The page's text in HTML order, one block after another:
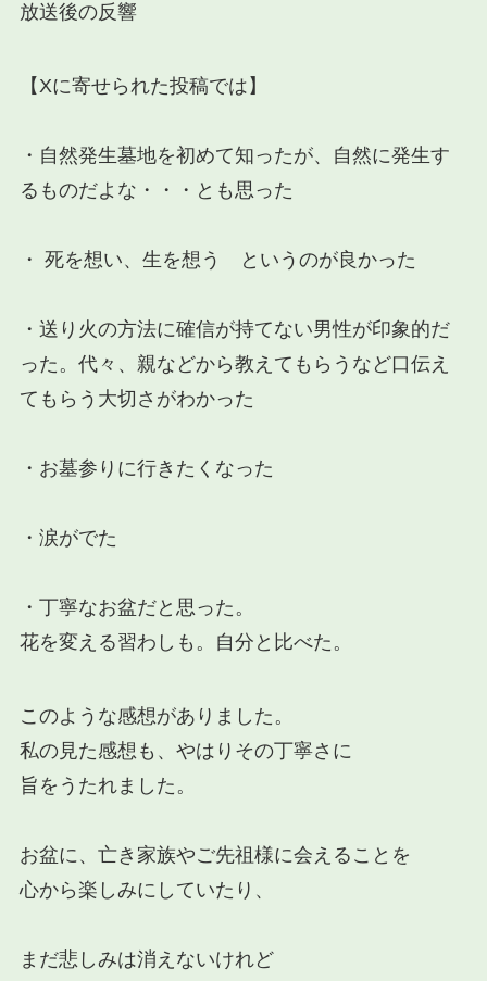
放送後の反響
【Xに寄せられた投稿では】
・自然発生墓地を初めて知ったが、自然に発生す
るものだよな・・・とも思った
・ 死を想い、生を想う というのが良かった
・送り火の方法に確信が持てない男性が印象的だ
った。代々、親などから教えてもらうなど口伝え
てもらう大切さがわかった
・お墓参りに行きたくなった
・涙がでた
・丁寧なお盆だと思った。
花を変える習わしも。自分と比べた。
このような感想がありました。
私の見た感想も、やはりその丁寧さに
旨をうたれました。
お盆に、亡き家族やご先祖様に会えることを
心から楽しみにしていたり、
まだ悲しみは消えないけれど